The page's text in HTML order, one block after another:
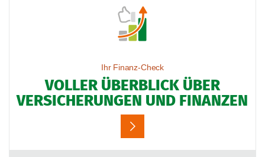
Ihr Finanz-Check
VOLLER ÜBERBLICK ÜBER
VERSICHERUNGEN UND FINANZEN